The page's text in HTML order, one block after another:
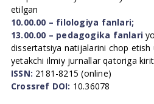
etilgan
10.00.00 – filologiya fanlari;
13.00.00 – pedagogika fanlari
dissertatsiya natijalarini chop etish
yetakchi ilmiy jurnallar qatoriga
ISSN: 2181-8215 (online)
Crossref DOI: 10.36078